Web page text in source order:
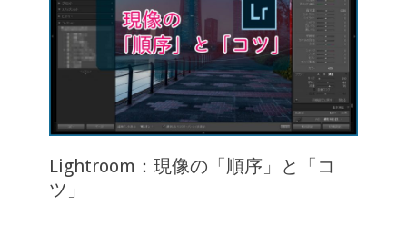
Lightroom：現像の「順序」と「コ
ツ」